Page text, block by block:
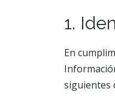
1.
En
siguientes